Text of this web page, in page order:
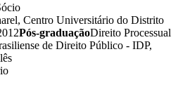
Centro Universitário do Distrito
Pós-graduaçãoDireito Processual
de Direito Público - IDP,